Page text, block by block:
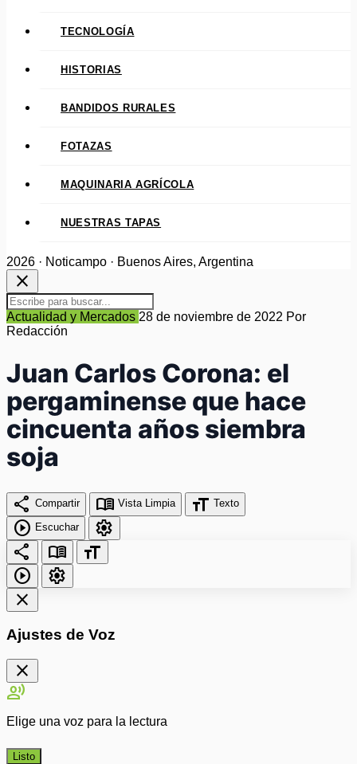
TECNOLOGÍA
HISTORIAS
BANDIDOS RURALES
FOTAZAS
MAQUINARIA AGRÍCOLA
NUESTRAS TAPAS
2026 · Noticampo · Buenos Aires, Argentina
close
Actualidad y Mercados 28 de noviembre de 2022 Por
Redacción
Juan Carlos Corona: el
pergaminense que hace
cincuenta años siembra
soja
share Compartir menu_book Vista Limpia format_size Texto
play_circle Escuchar
settings
share
menu_book
format_size
play_circle
settings
close
Ajustes de Voz
close
record_voice_over
Elige una voz para la lectura
Listo